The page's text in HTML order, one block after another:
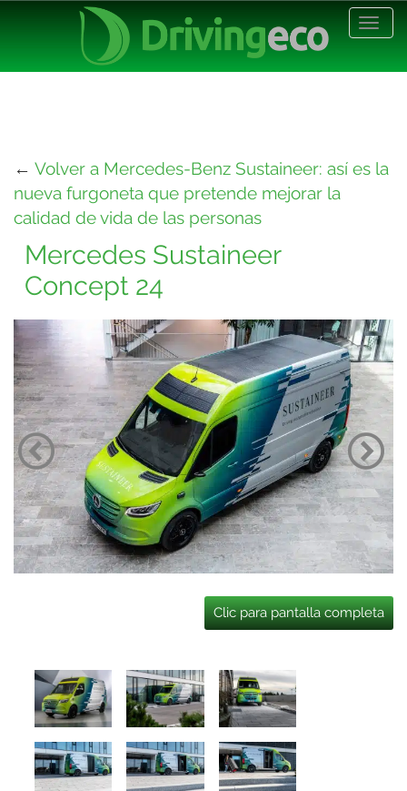
← Volver a Mercedes-Benz Sustaineer: así es la
nueva furgoneta que pretende mejorar la
calidad de vida de las personas
Mercedes Sustaineer
Concept 24
Clic para pantalla completa